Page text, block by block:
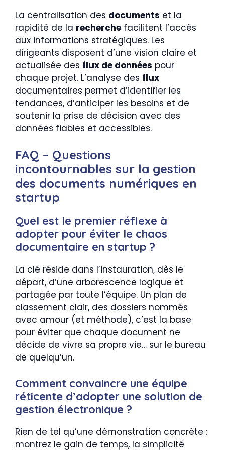
La centralisation des documents et la
rapidité de la recherche facilitent l’accès
aux informations stratégiques. Les
dirigeants disposent d’une vision claire et
actualisée des flux de données pour
chaque projet. L’analyse des flux
documentaires permet d’identifier les
tendances, d’anticiper les besoins et de
soutenir la prise de décision avec des
données fiables et accessibles.
FAQ – Questions
incontournables sur la gestion
des documents numériques en
startup
Quel est le premier réflexe à
adopter pour éviter le chaos
documentaire en startup ?
La clé réside dans l’instauration, dès le
départ, d’une arborescence logique et
partagée par toute l’équipe. Un plan de
classement clair, des dossiers nommés
avec amour (et méthode), c’est la base
pour éviter que chaque document ne
décide de vivre sa propre vie… sur le bureau
de quelqu’un.
Comment convaincre une équipe
réticente d’adopter une solution de
gestion électronique ?
Rien de tel qu’une démonstration concrète :
montrez le gain de temps, la simplicité